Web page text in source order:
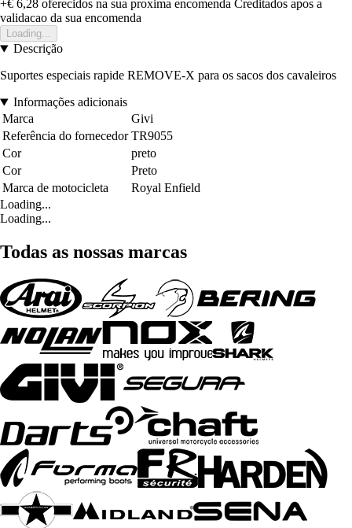
+€ 6,28 oferecidos na sua proxima encomenda Creditados apos a
validacao da sua encomenda
Loading...
Descrição
Suportes especiais rapide REMOVE-X para os sacos dos cavaleiros
Informações adicionais
Marca
Givi
Referência do fornecedor TR9055
Cor
preto
Cor
Preto
Marca de motocicleta
Royal Enfield
Loading...
Loading...
Todas as nossas marcas